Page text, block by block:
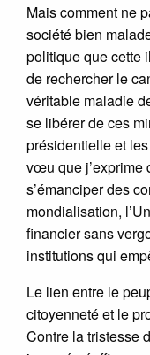
Mais comment ne
société bien
politique que cette
de rechercher le
véritable maladie
se libérer de ces
présidentielle et
vœu que j’exprime
s’émanciper des
mondialisation,
financier sans
institutions qui
Le lien entre le
citoyenneté et le
Contre la tristesse